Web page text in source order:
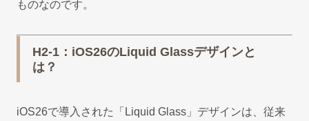
ものなのです。
H2-1：iOS26のLiquid Glassデザインと
は？
iOS26で導入された「Liquid Glass」デザインは、従来